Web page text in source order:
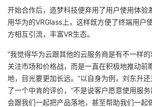
开始合作后，造梦科技便弃用了用户使用体验
用华为的VRGlass上，这样既方便了终端用户
方相互引流，丰富VR生态。
“我觉得华为云跟其他的云服务商是有不一样
关注市场和价格战，而是一直在积极地推动前
地，目光要更加长远。”以自身为例，刘东升
了一个中肯的评价，“不是说客户愿意使用服
会跟我们一起把产品落地，甚至帮助我们一起